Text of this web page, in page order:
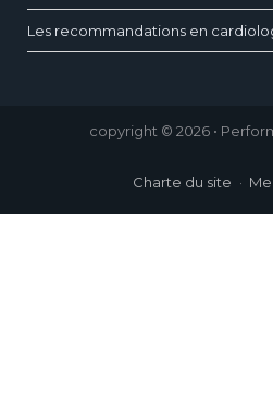
Les recommandations en
copyright © 2026 •
Charte du site